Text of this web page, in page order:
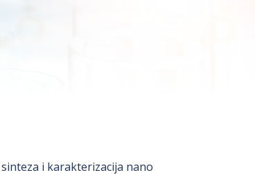
i karakterizacija nano